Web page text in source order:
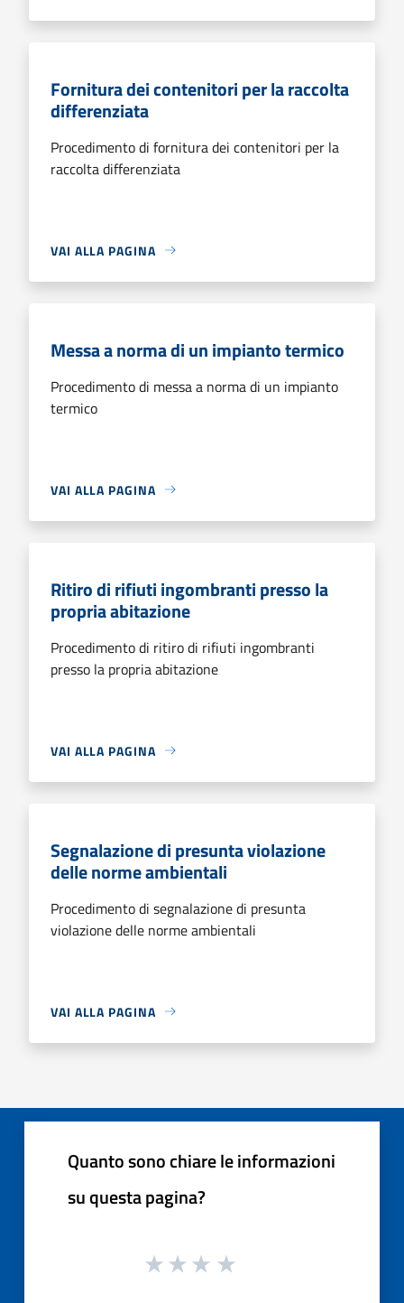
Fornitura dei contenitori per la raccolta
differenziata
Procedimento di fornitura dei contenitori per la
raccolta differenziata
VAI ALLA PAGINA
Messa a norma di un impianto termico
Procedimento di messa a norma di un impianto
termico
VAI ALLA PAGINA
Ritiro di rifiuti ingombranti presso la
propria abitazione
Procedimento di ritiro di rifiuti ingombranti
presso la propria abitazione
VAI ALLA PAGINA
Segnalazione di presunta violazione
delle norme ambientali
Procedimento di segnalazione di presunta
violazione delle norme ambientali
VAI ALLA PAGINA
Quanto sono chiare le informazioni
su questa pagina?